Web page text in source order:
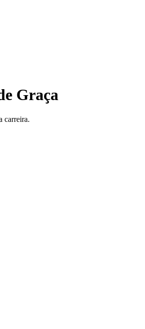
Graça
carreira.